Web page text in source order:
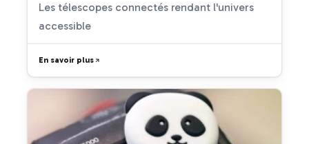
Les télescopes connectés rendant l'univers
accessible
En savoir plus